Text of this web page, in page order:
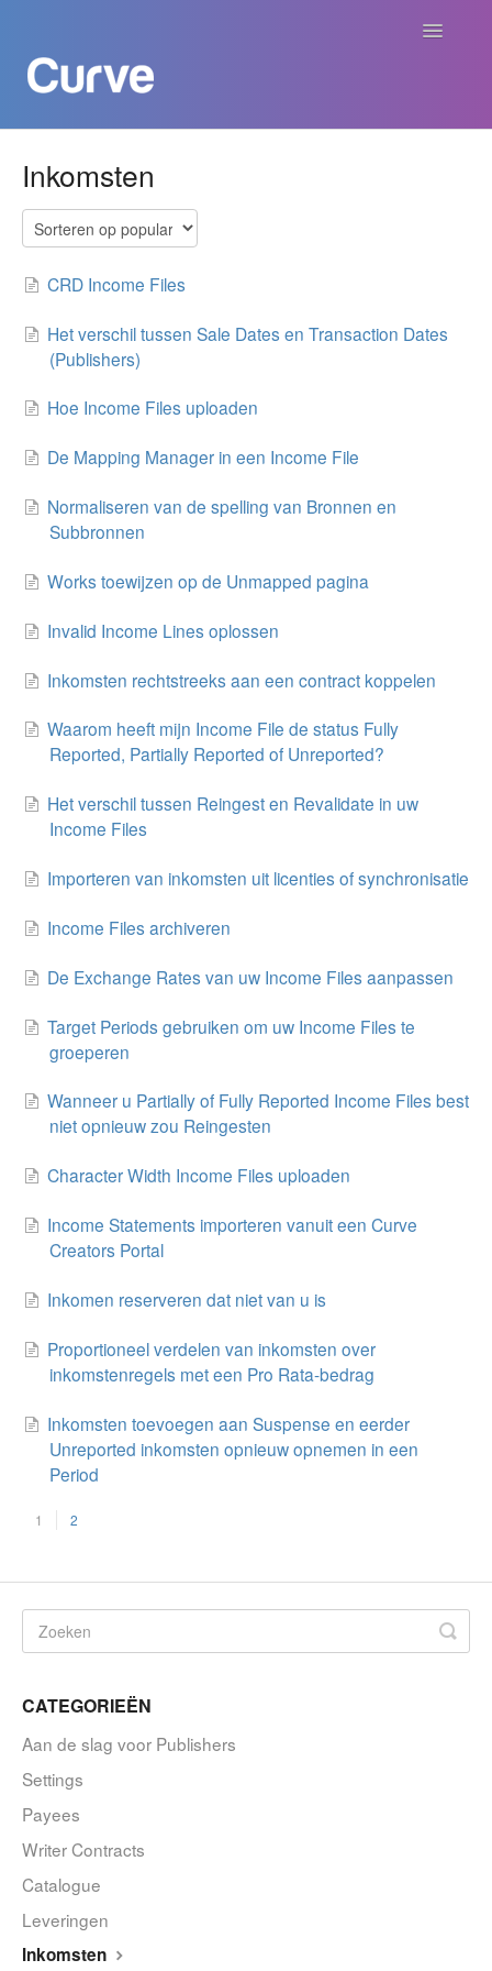
Navigatie
Curve voor Creators
Curve voor Publishers
Inkomsten
CRD Income Files
Het verschil tussen Sale Dates en Transaction Dates
(Publishers)
Hoe Income Files uploaden
De Mapping Manager in een Income File
Normaliseren van de spelling van Bronnen en
Subbronnen
Works toewijzen op de Unmapped pagina
Invalid Income Lines oplossen
Inkomsten rechtstreeks aan een contract koppelen
Waarom heeft mijn Income File de status Fully
Reported, Partially Reported of Unreported?
Het verschil tussen Reingest en Revalidate in uw
Income Files
Importeren van inkomsten uit licenties of synchronisatie
Income Files archiveren
De Exchange Rates van uw Income Files aanpassen
Target Periods gebruiken om uw Income Files te
groeperen
Wanneer u Partially of Fully Reported Income Files best
niet opnieuw zou Reingesten
Character Width Income Files uploaden
Income Statements importeren vanuit een Curve
Creators Portal
Inkomen reserveren dat niet van u is
Proportioneel verdelen van inkomsten over
inkomstenregels met een Pro Rata-bedrag
Inkomsten toevoegen aan Suspense en eerder
Unreported inkomsten opnieuw opnemen in een
Period
1 2
CATEGORIEËN
Aan de slag voor Publishers
Settings
Payees
Writer Contracts
Catalogue
Leveringen
Inkomsten